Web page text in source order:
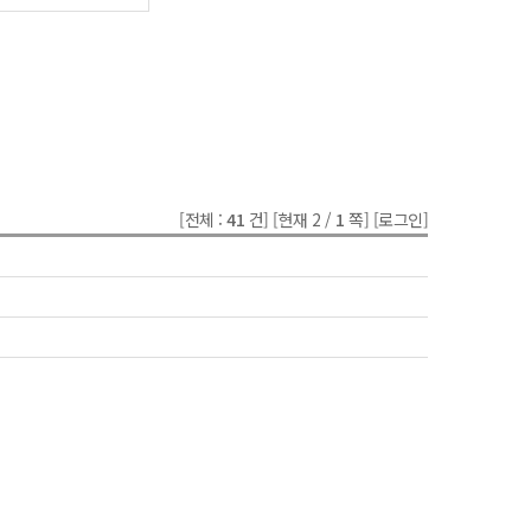
[전체 : 41 건] [현재 2 / 1 쪽] [로그인]